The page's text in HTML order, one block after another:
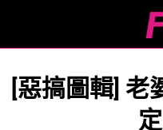
[惡搞圖輯] 老